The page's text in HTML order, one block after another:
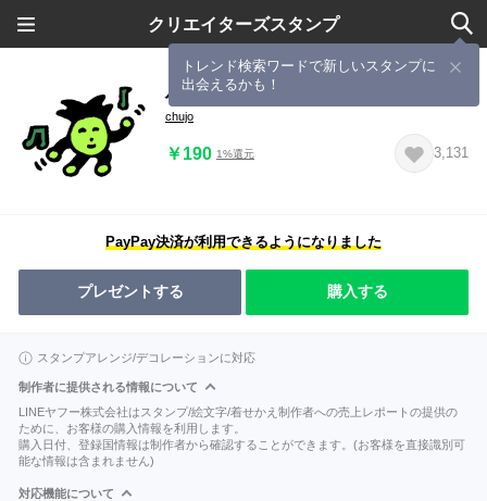
クリエイターズスタンプ
トレンド検索ワードで新しいスタンプに
出会えるかも！
ハッピーパイナップルズ
chujo
￥190 1%還元 3,131
PayPay決済が利用できるようになりました
プレゼントする 購入する
スタンプアレンジ/デコレーションに対応
制作者に提供される情報について
LINEヤフー株式会社はスタンプ/絵文字/着せかえ制作者への売上レポートの提供の
ために、お客様の購入情報を利用します。
購入日付、登録国情報は制作者から確認することができます。(お客様を直接識別可
能な情報は含まれません)
対応機能について